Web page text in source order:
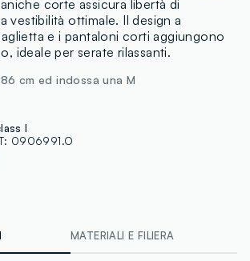
corte assicura libertà di
vestibilità ottimale. Il design a
e i pantaloni corti aggiungono
ideale per serate rilassanti.
cm ed indossa una M
I
0906991.O
MATERIALI E FILIERA